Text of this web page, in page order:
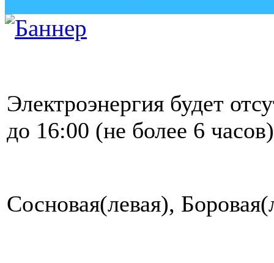
Электроэнергия будет
до 16:00 (не более 6
Сосновая(левая),